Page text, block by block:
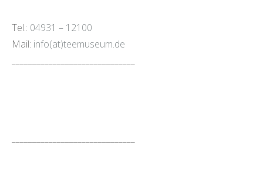
Tel.: 04931 – 12100
Mail: info(at)teemuseum.de